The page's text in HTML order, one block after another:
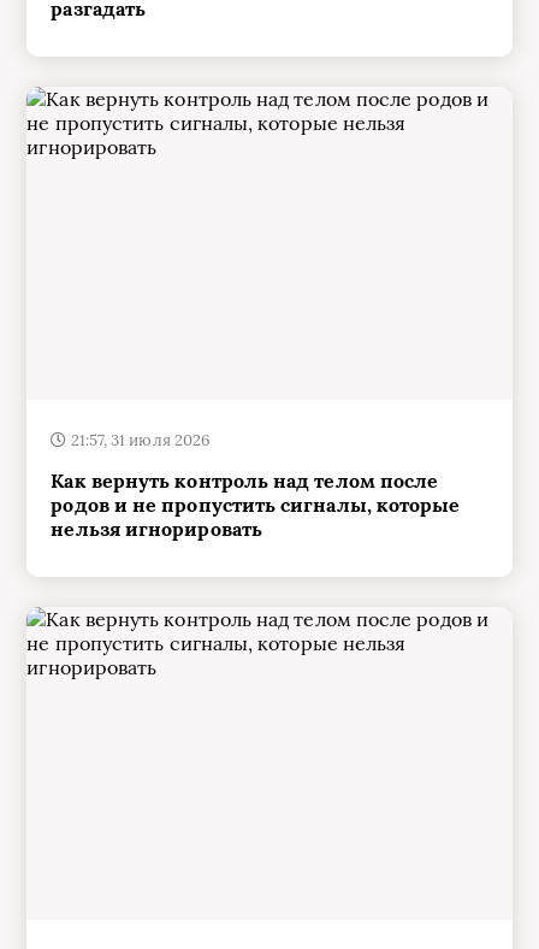
Как вернуть контроль над телом после
родов и не пропустить сигналы, которые
нельзя игнорировать